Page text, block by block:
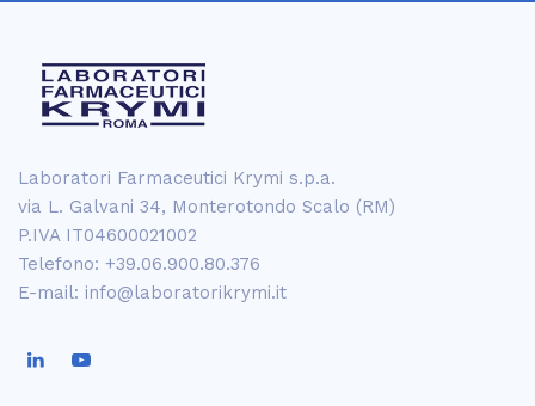
Laboratori Farmaceutici Krymi s.p.a.
via L. Galvani 34, Monterotondo Scalo (RM)
P.IVA IT04600021002
Telefono: +39.06.900.80.376
E-mail: info@laboratorikrymi.it